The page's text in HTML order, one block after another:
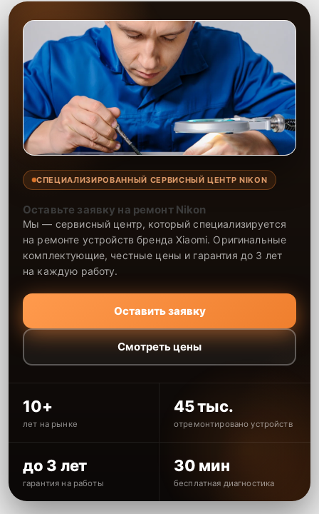
СПЕЦИАЛИЗИРОВАННЫЙ СЕРВИСНЫЙ ЦЕНТР NIKON
Оставьте заявку на ремонт Nikon
Мы — сервисный центр, который специализируется
на ремонте устройств бренда Xiaomi. Оригинальные
комплектующие, честные цены и гарантия до 3 лет
на каждую работу.
Оставить заявку
Смотреть цены
10+
лет на рынке
45 тыс.
отремонтировано устройств
до 3 лет
гарантия на работы
30 мин
бесплатная диагностика